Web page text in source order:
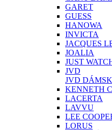
GARET
GUESS
HANOWA
INVICTA
JACQUES
JOALIA
JUST
JVD
JVD
KENNETH
LACERTA
LAVVU
LEE
LORUS